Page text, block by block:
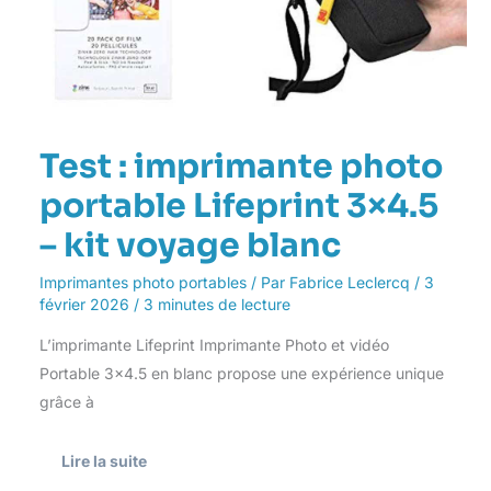
Test : imprimante photo
portable Lifeprint 3×4.5
– kit voyage blanc
Imprimantes photo portables/ Par Fabrice Leclercq / 3
février 2026 / 3 minutes de lecture
L’imprimante Lifeprint Imprimante Photo et vidéo
Portable 3×4.5 en blanc propose une expérience unique
grâce à
Lire la suite